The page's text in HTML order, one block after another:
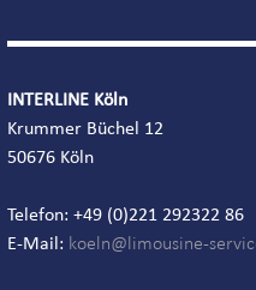
INTERLINE Köln
Krummer Büchel 12
50676 Köln
Telefon: +49 (0)221 292322 86
E-Mail: